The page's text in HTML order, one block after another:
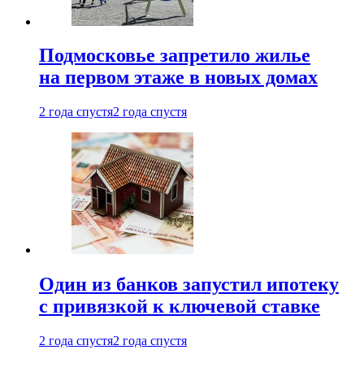
Подмосковье запретило жилье
на первом этаже в новых домах
2 года спустя2 года спустя
Один из банков запустил ипотеку
с привязкой к ключевой ставке
2 года спустя2 года спустя